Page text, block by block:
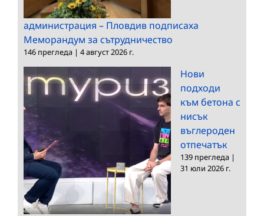
администрация – Пловдив подписаха
Меморандум за сътрудничество
146 прегледа | 4 август 2026 г.
Нови
подходи
към бетона с
нисък
въглероден
отпечатък
139 прегледа |
31 юли 2026 г.